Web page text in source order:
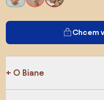
Chcem
O Biane